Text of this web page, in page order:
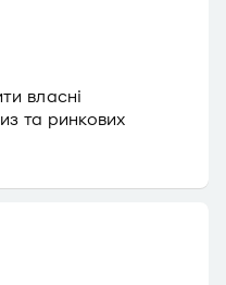
власні
та ринкових